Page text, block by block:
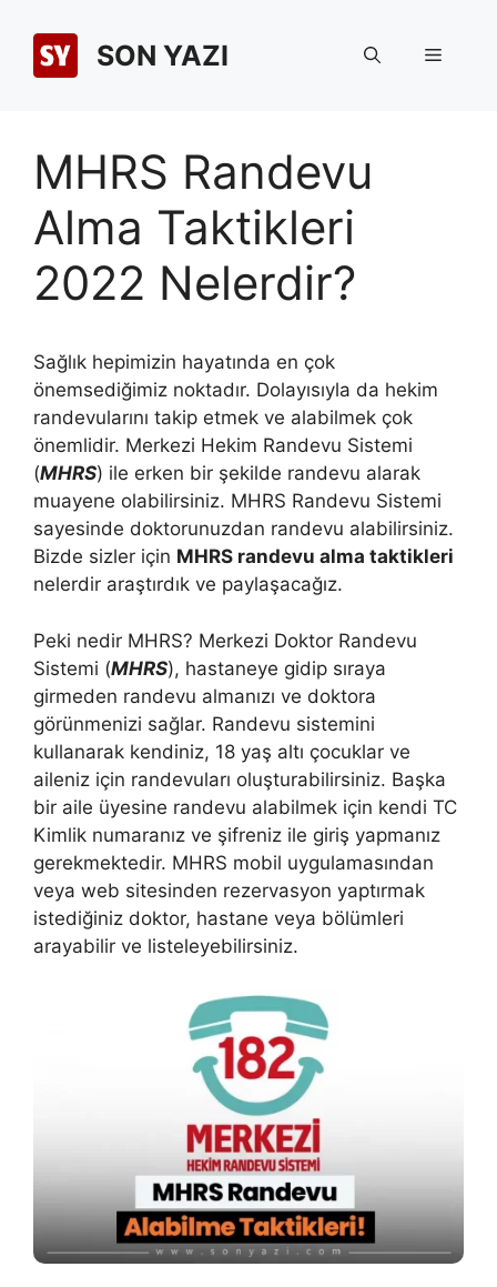
SON YAZI Menü
MHRS Randevu
Alma Taktikleri
2022 Nelerdir?
Sağlık hepimizin hayatında en çok
önemsediğimiz noktadır. Dolayısıyla da hekim
randevularını takip etmek ve alabilmek çok
önemlidir. Merkezi Hekim Randevu Sistemi
(MHRS) ile erken bir şekilde randevu alarak
muayene olabilirsiniz. MHRS Randevu Sistemi
sayesinde doktorunuzdan randevu alabilirsiniz.
Bizde sizler için MHRS randevu alma taktikleri
nelerdir araştırdık ve paylaşacağız.
Peki nedir MHRS? Merkezi Doktor Randevu
Sistemi (MHRS), hastaneye gidip sıraya
girmeden randevu almanızı ve doktora
görünmenizi sağlar. Randevu sistemini
kullanarak kendiniz, 18 yaş altı çocuklar ve
aileniz için randevuları oluşturabilirsiniz. Başka
bir aile üyesine randevu alabilmek için kendi TC
Kimlik numaranız ve şifreniz ile giriş yapmanız
gerekmektedir. MHRS mobil uygulamasından
veya web sitesinden rezervasyon yaptırmak
istediğiniz doktor, hastane veya bölümleri
arayabilir ve listeleyebilirsiniz.